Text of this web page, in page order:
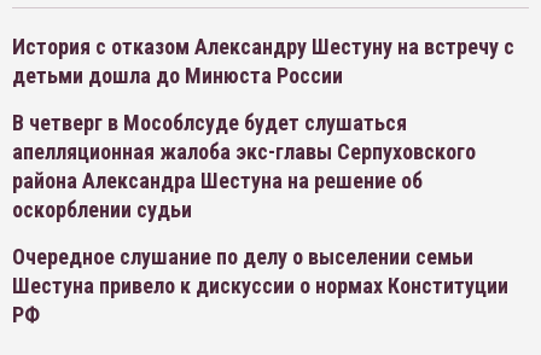
История с отказом Александру Шестуну на встречу с
детьми дошла до Минюста России
В четверг в Мособлсуде будет слушаться
апелляционная жалоба экс-главы Серпуховского
района Александра Шестуна на решение об
оскорблении судьи
Очередное слушание по делу о выселении семьи
Шестуна привело к дискуссии о нормах Конституции
РФ